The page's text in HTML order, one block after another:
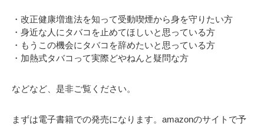
・改正健康増進法を知って受動喫煙から身を守りたい方
・身近な人にタバコを止めてほしいと思っている方
・もうこの機会にタバコを辞めたいと思っている方
・加熱式タバコって実際どやねんと疑問な方
などなど、是非ご覧ください。
まずは電子書籍での発売になります。amazonのサイトで予